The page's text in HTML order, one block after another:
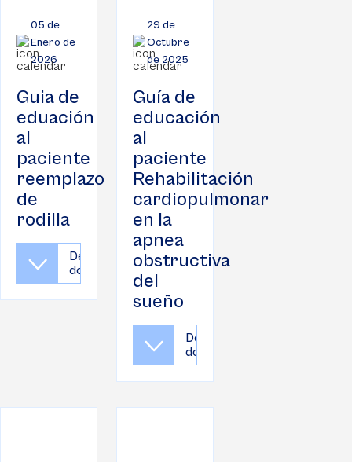
05 de
Enero de
2026
Guia de
eduación
al
paciente
reemplazo
de
rodilla
Descargar
documento
29 de
Octubre
de 2025
Guía de
educación
al
paciente
Rehabilitación
cardiopulmonar
en la
apnea
obstructiva
del
sueño
Descargar
documento